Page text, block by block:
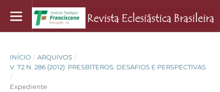
INÍCIO / ARQUIVOS /
V. 72 N. 286 (2012): PRESBÍTEROS: DESAFIOS E PERSPECTIVAS
/
Expediente